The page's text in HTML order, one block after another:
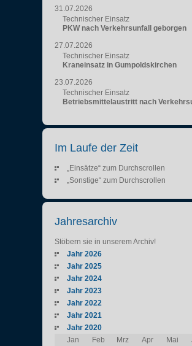
31.07.2026
Technischer Einsatz
PKW nach Verkehrsunfall geborgen
27.07.2026
Technischer Einsatz
Kraneinsatz in Gumpoldskirchen
23.07.2026
Technischer Einsatz
Betriebsmittelaustritt nach
Im Laufe der Zeit
„Einsätze“ zum Durchscrollen
„Sonstige“ zum Durchscrollen
Jahresarchiv
Stöbern sie in unserem Archiv!
Jahr 2026
Jahr 2025
Jahr 2024
Jahr 2023
Jahr 2022
Jahr 2021
Jahr 2020
Jan
Feb Mrz Apr Mai